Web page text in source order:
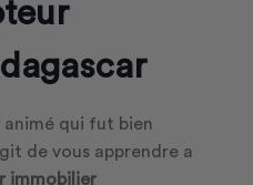
animé qui fut bien
de vous apprendre a
immobilier